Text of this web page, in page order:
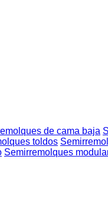
de cama baja
toldos
Semirremolques